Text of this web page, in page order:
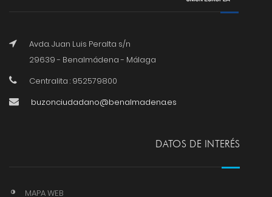
Avda. Juan Luis Peralta s/n
29639 - Benalmádena - Málaga
Centralita : 952579800
buzonciudadano@benalmadena.es
DATOS DE INTERÉS
MAPA WEB